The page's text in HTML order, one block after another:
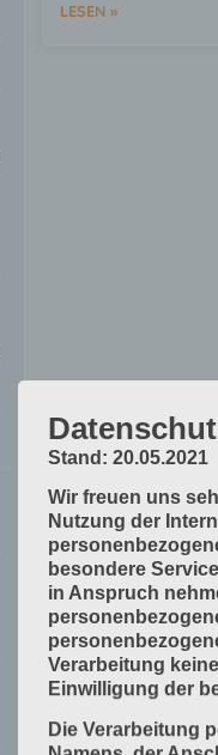
LESEN »
Stand: 20.05.2021
Wir freuen uns
Nutzung der
besondere
in Anspruch
Verarbeitung
Einwilligung der
Die Verarbeitung